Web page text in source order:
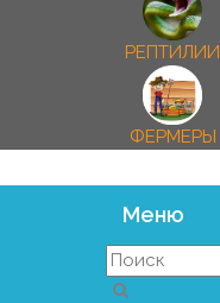
РЕПТИЛИИ
ФЕРМЕРЫ